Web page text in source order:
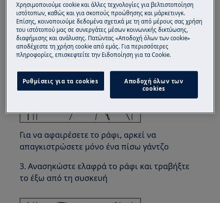
Για να αφαιρέσετε το ράφι, αρκεί να
απαγκιστρώσετε μόνο ένα πίσω γάντζο
3. Ανασηκώστε ελαφρά το ράφι και τραβήξτε
το έξω από τη συσκευή
Χρησιμοποιούμε cookie και άλλες τεχνολογίες για βελτιστοποίηση
ιστότοπων, καθώς και για σκοπούς προώθησης και μάρκετινγκ.
Επίσης, κοινοποιούμε δεδομένα σχετικά με τη από μέρους σας χρήση
του ιστότοπού μας σε συνεργάτες μέσων κοινωνικής δικτύωσης,
διαφήμισης και ανάλυσης. Πατώντας «Αποδοχή όλων των cookie»
αποδέχεστε τη χρήση cookie από εμάς. Για περισσότερες
πληροφορίες, επισκεφτείτε την Ειδοποίηση για τα Cookie.
Ρυθμίσεις για τα cookies
Αποδοχή όλων των
cookies